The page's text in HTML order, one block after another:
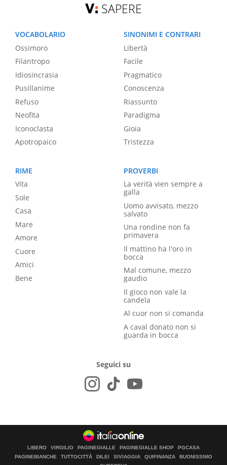
SAPERE
VOCABOLARIO
Ossimoro
Filantropo
Idiosincrasia
Pusillanime
Refuso
Neofita
Iconoclasta
Apotropaico
SINONIMI E CONTRARI
Libertà
Facile
Pragmatico
Conoscenza
Riassunto
Paradigma
Gioia
Tristezza
RIME
Vita
Sole
Casa
Mare
Amore
Cuore
Amici
Bene
PROVERBI
La verità vien sempre a
galla
Uomo avvisato, mezzo
salvato
Una rondine non fa
primavera
Il mattino ha l'oro in
bocca
Mal comune, mezzo
gaudio
Il gioco non vale la
candela
Al cuor non si comanda
A caval donato non si
guarda in bocca
Seguici su
LIBERO VIRGILIO PAGINEGIALLE PAGINEGIALLE SHOP
PGCASA
PAGINEBIANCHE
TUTTOCITTÀ DILEI SIVIAGGIA QUIFINANZA
BUONISSIMO